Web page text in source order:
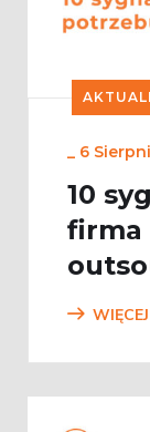
_ 6
10
firma
WIĘCEJ